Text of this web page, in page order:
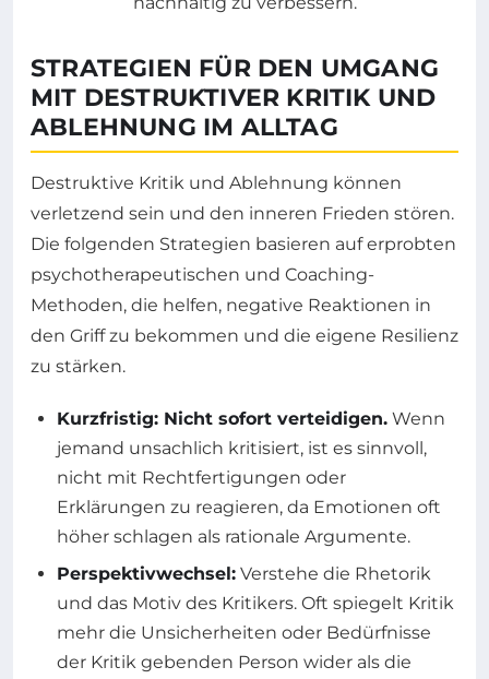
STRATEGIEN FÜR DEN UMGANG
MIT DESTRUKTIVER KRITIK UND
ABLEHNUNG IM ALLTAG
Destruktive Kritik und Ablehnung können
verletzend sein und den inneren Frieden stören.
Die folgenden Strategien basieren auf erprobten
psychotherapeutischen und Coaching-
Methoden, die helfen, negative Reaktionen in
den Griff zu bekommen und die eigene Resilienz
zu stärken.
Kurzfristig: Nicht sofort verteidigen. Wenn
jemand unsachlich kritisiert, ist es sinnvoll,
nicht mit Rechtfertigungen oder
Erklärungen zu reagieren, da Emotionen oft
höher schlagen als rationale Argumente.
Perspektivwechsel: Verstehe die Rhetorik
und das Motiv des Kritikers. Oft spiegelt Kritik
mehr die Unsicherheiten oder Bedürfnisse
der Kritik gebenden Person wider als die